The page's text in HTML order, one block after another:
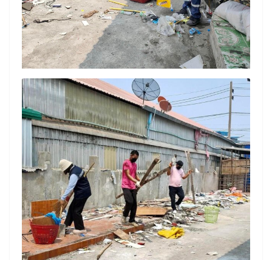
Search
for:
Search